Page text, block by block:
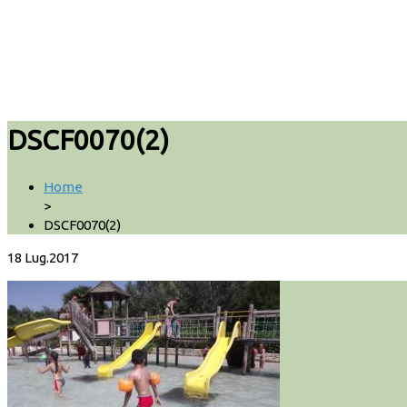
DSCF0070(2)
Home
>
DSCF0070(2)
18 Lug.2017